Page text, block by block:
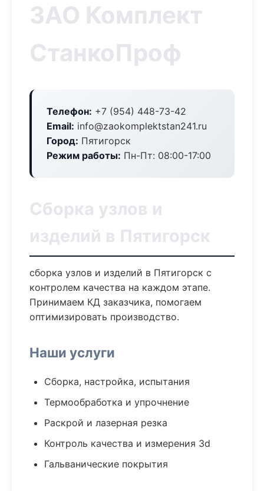
ЗАО Комплект
СтанкоПроф
Телефон: +7 (954) 448-73-42
Email: info@zaokomplektstan241.ru
Город: Пятигорск
Режим работы: Пн-Пт: 08:00-17:00
Сборка узлов и
изделий в Пятигорск
сборка узлов и изделий в Пятигорск с
контролем качества на каждом этапе.
Принимаем КД заказчика, помогаем
оптимизировать производство.
Наши услуги
Сборка, настройка, испытания
Термообработка и упрочнение
Раскрой и лазерная резка
Контроль качества и измерения 3d
Гальванические покрытия